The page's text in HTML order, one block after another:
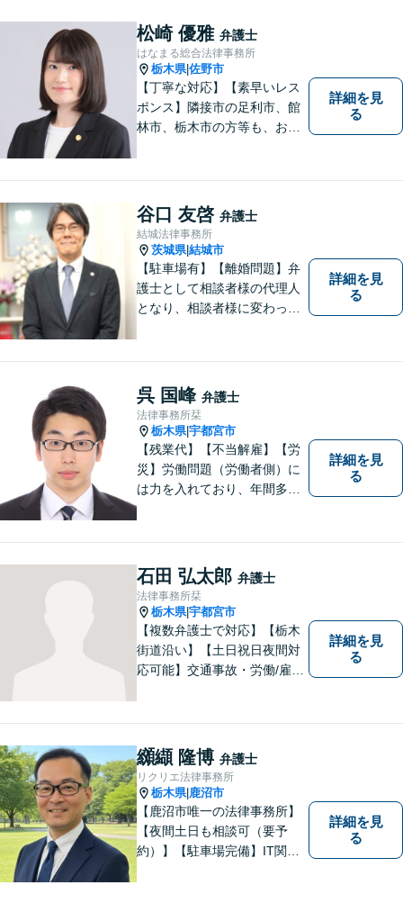
松崎 優雅 弁護士
はなまる総合法律事務所
栃木県|佐野市
【丁寧な対応】【素早いレス
ポンス】隣接市の足利市、館
林市、栃木市の方等も、お気
験しました。不貞の慰謝料の
ご相談は、内容によって、初
回相談を無料としておりま
す。
詳細を見
る
谷口 友啓 弁護士
結城法律事務所
茨城県|結城市
【駐車場有】【離婚問題】弁
護士として相談者様の代理人
となり、相談者様に変わって
明確に判断をお示しし、問題
解決をサポートさせていただ
きますので、是非ご相談くだ
さい。
詳細を見
る
呉 国峰 弁護士
法律事務所栞
栃木県|宇都宮市
【残業代】【不当解雇】【労
災】労働問題（労働者側）に
は力を入れており、年間多数
日本労働弁護団（労働者側の
弁護士団体）に所属していま
す。
詳細を見
る
石田 弘太郎 弁護士
法律事務所栞
栃木県|宇都宮市
【複数弁護士で対応】【栃木
街道沿い】【土日祝日夜間対
応可能】交通事故・労働/雇用
す。是非一度ご相談くださ
い。
詳細を見
る
纐纈 隆博 弁護士
リクリエ法律事務所
栃木県| 鹿沼市
【鹿沼市唯一の法律事務所】
【夜間土日も相談可（要予
約）】【駐車場完備】IT関連
詳細を見
る